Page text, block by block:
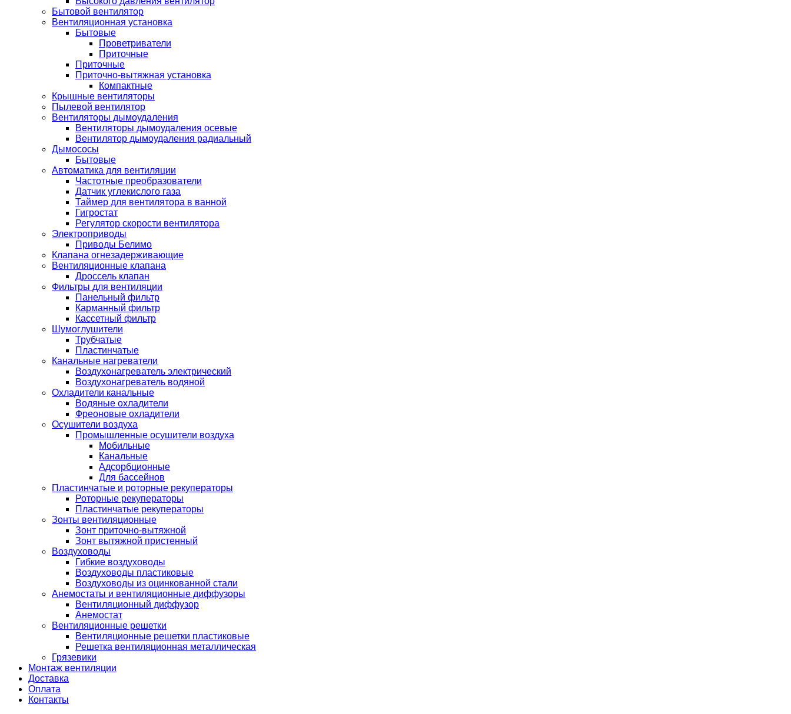
Бытовой вентилятор
Вентиляционная установка
Бытовые
Проветриватели
Приточные
Приточные
Приточно-вытяжная установка
Компактные
Крышные вентиляторы
Пылевой вентилятор
Вентиляторы дымоудаления
Вентиляторы дымоудаления осевые
Вентилятор дымоудаления радиальный
Дымососы
Бытовые
Автоматика для вентиляции
Частотные преобразователи
Датчик углекислого газа
Таймер для вентилятора в ванной
Гигростат
Регулятор скорости вентилятора
Электроприводы
Приводы Белимо
Клапана огнезадерживающие
Вентиляционные клапана
Дроссель клапан
Фильтры для вентиляции
Панельный фильтр
Карманный фильтр
Кассетный фильтр
Шумоглушители
Трубчатые
Пластинчатые
Канальные нагреватели
Воздухонагреватель электрический
Воздухонагреватель водяной
Охладители канальные
Водяные охладители
Фреоновые охладители
Осушители воздуха
Промышленные осушители воздуха
Мобильные
Канальные
Адсорбционные
Для бассейнов
Пластинчатые и роторные рекуператоры
Роторные рекуператоры
Пластинчатые рекуператоры
Зонты вентиляционные
Зонт приточно-вытяжной
Зонт вытяжной пристенный
Воздуховоды
Гибкие воздуховоды
Воздуховоды пластиковые
Воздуховоды из оцинкованной стали
Анемостаты и вентиляционные диффузоры
Вентиляционный диффузор
Анемостат
Вентиляционные решетки
Вентиляционные решетки пластиковые
Решетка вентиляционная металлическая
Грязевики
Монтаж вентиляции
Доставка
Оплата
Контакты